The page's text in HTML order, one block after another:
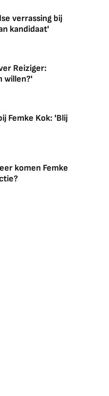
verrassing bij
kandidaat'
Reiziger:
willen?'
Femke Kok: 'Blij
komen Femke